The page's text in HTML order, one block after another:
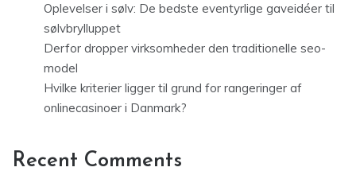
Oplevelser i sølv: De bedste eventyrlige gaveidéer til
sølvbrylluppet
Derfor dropper virksomheder den traditionelle seo-
model
Hvilke kriterier ligger til grund for rangeringer af
onlinecasinoer i Danmark?
Recent Comments